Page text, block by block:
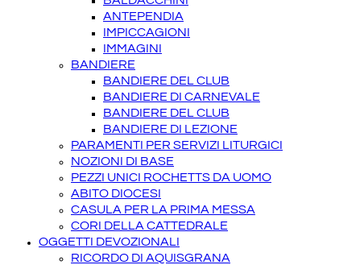
ANTEPENDIA
IMPICCAGIONI
IMMAGINI
BANDIERE
BANDIERE DEL CLUB
BANDIERE DI CARNEVALE
BANDIERE DEL CLUB
BANDIERE DI LEZIONE
PARAMENTI PER SERVIZI LITURGICI
NOZIONI DI BASE
PEZZI UNICI ROCHETTS DA UOMO
ABITO DIOCESI
CASULA PER LA PRIMA MESSA
CORI DELLA CATTEDRALE
OGGETTI DEVOZIONALI
RICORDO DI AQUISGRANA